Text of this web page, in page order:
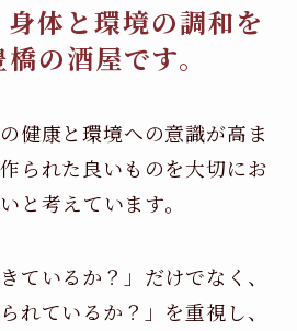
体と環境の調和を
の酒屋です。
健康と環境への意識が高ま
られた良いものを大切にお
と考えています。
ているか？」だけでなく、
れているか？」を重視し、